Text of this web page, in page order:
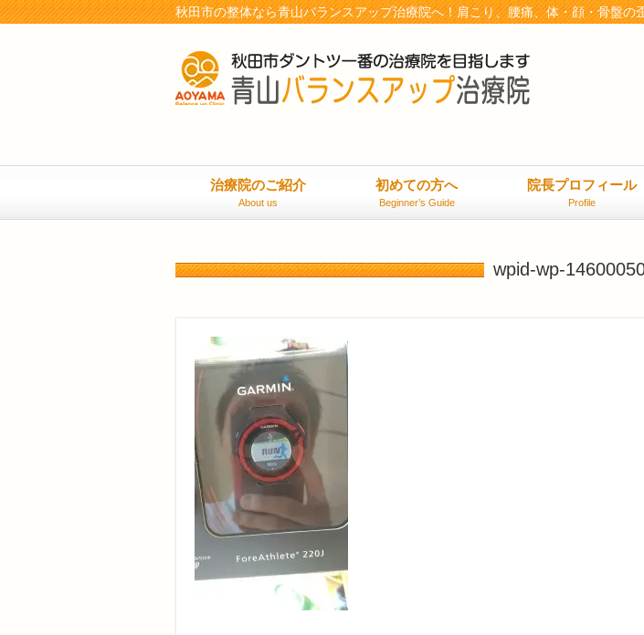
秋田市の整体なら青山バランスアップ治療院へ！肩こり、腰痛、体・顔・骨盤の
治療院のご紹介
About us
初めての方へ
Beginner’s Guide
院長プロフィール
Profile
wpid-wp-